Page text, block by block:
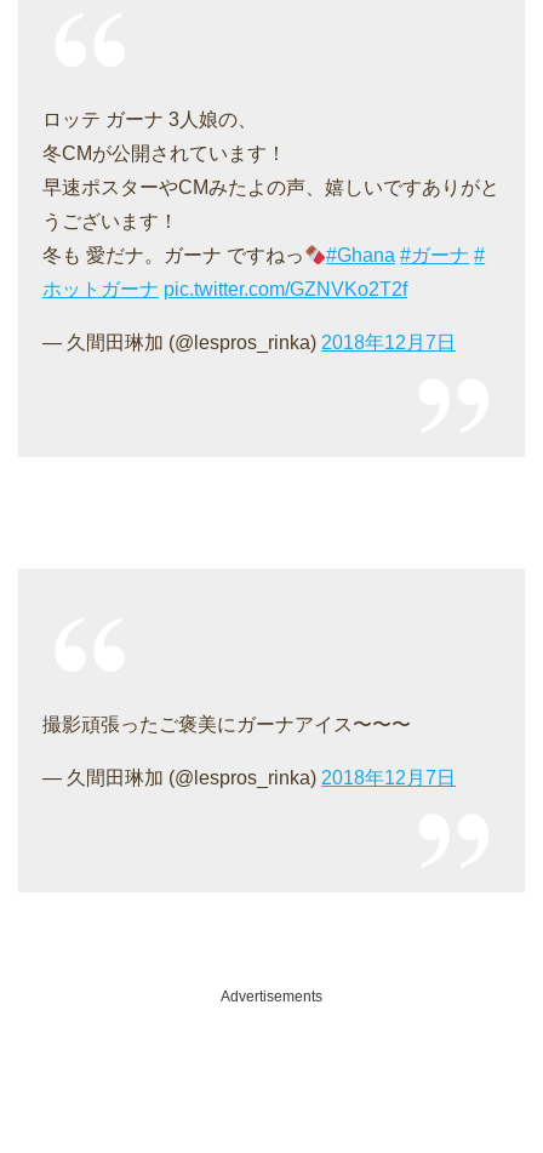
ロッテ ガーナ 3人娘の、
冬CMが公開されています！
早速ポスターやCMみたよの声、嬉しいですありがと
うございます！
冬も 愛だナ。ガーナ ですねっ
#Ghana #ガーナ #
ホットガーナ pic.twitter.com/GZNVKo2T2f
— 久間田琳加 (@lespros_rinka) 2018年12月7日
撮影頑張ったご褒美にガーナアイス〜〜〜
— 久間田琳加 (@lespros_rinka) 2018年12月7日
Advertisements